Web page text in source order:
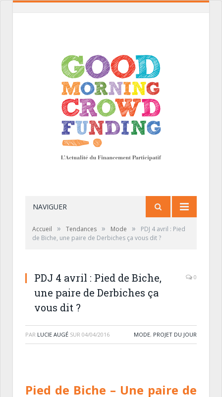
NAVIGUER
Accueil » Tendances » Mode »
PDJ 4 avril : Pied
de Biche, une paire de Derbiches ça vous dit ?
PDJ 4 avril : Pied de Biche,
une paire de Derbiches ça
vous dit ?
0
PAR LUCIE AUGÉ SUR 04/04/2016 MODE, PROJET DU JOUR
Pied de Biche – Une paire de